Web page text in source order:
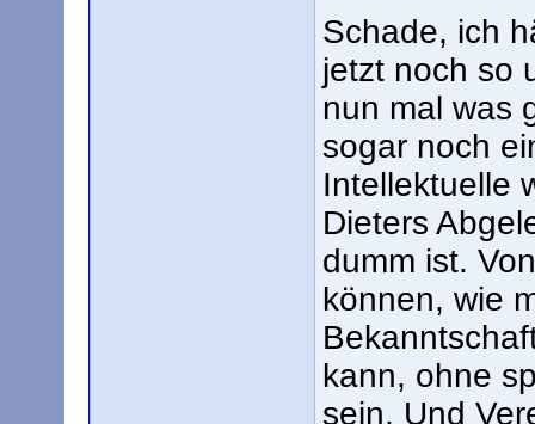
Schade, ich
jetzt noch so
nun mal was
sogar noch
Intellektuelle
Dieters
dumm ist.
können, wie
kann, ohne
sein. Und